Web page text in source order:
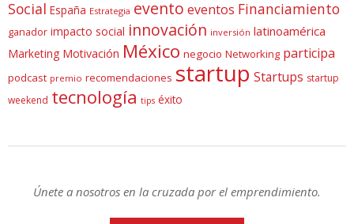
Social España Estrategia evento eventos Financiamiento
ganador impacto social innovación inversión latinoamérica
Marketing Motivación México negocio Networking participa
podcast premio recomendaciones startup Startups startup
weekend tecnología tips éxito
Únete a nosotros en la cruzada por el emprendimiento.